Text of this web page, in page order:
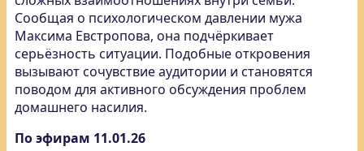
Сообщая о психологическом давлении мужа
Максима Евстропова, она подчёркивает
серьёзность ситуации. Подобные откровения
вызывают сочувствие аудитории и становятся
поводом для активного обсуждения проблем
домашнего насилия.
По эфирам 11.01.26